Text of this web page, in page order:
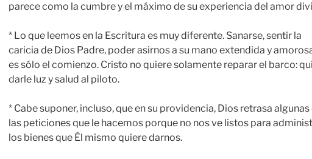
parece como la cumbre y el máximo de su experiencia del amor
* Lo que leemos en la Escritura es muy diferente. Sanarse, sentir la
caricia de Dios Padre, poder asirnos a su mano extendida y
es sólo el comienzo. Cristo no quiere solamente reparar el barco:
darle luz y salud al piloto.
* Cabe suponer, incluso, que en su providencia, Dios retrasa algunas
las peticiones que le hacemos porque no nos ve listos para
los bienes que Él mismo quiere darnos.